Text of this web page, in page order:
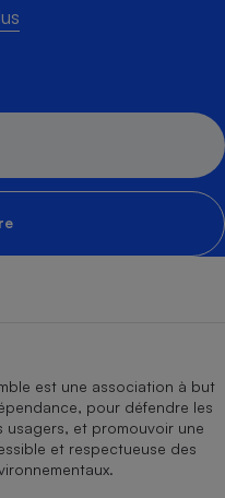
est une association à but
pour défendre les
et promouvoir une
et respectueuse des